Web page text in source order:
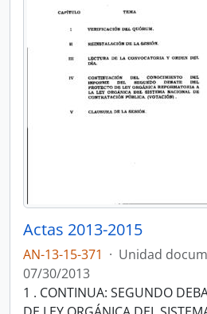
Actas 2013-2015
AN-13-15-371 · Unidad
07/30/2013
1 . CONTINUA: SEGUNDO